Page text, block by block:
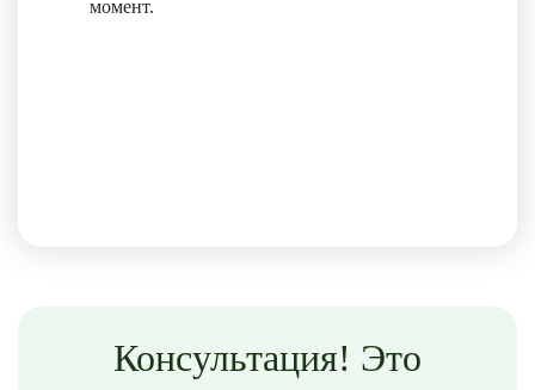
момент.
Консультация! Это